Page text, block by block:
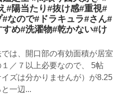
#陽当たり#抜け感#重視#
なので#ドラキュラ#さん#
すめ#洗濯物#乾かない#け
は、開口部の有効面積が居室
／７以上必要なので、 5帖
イズは分かりませんが）が8.25
一辺...